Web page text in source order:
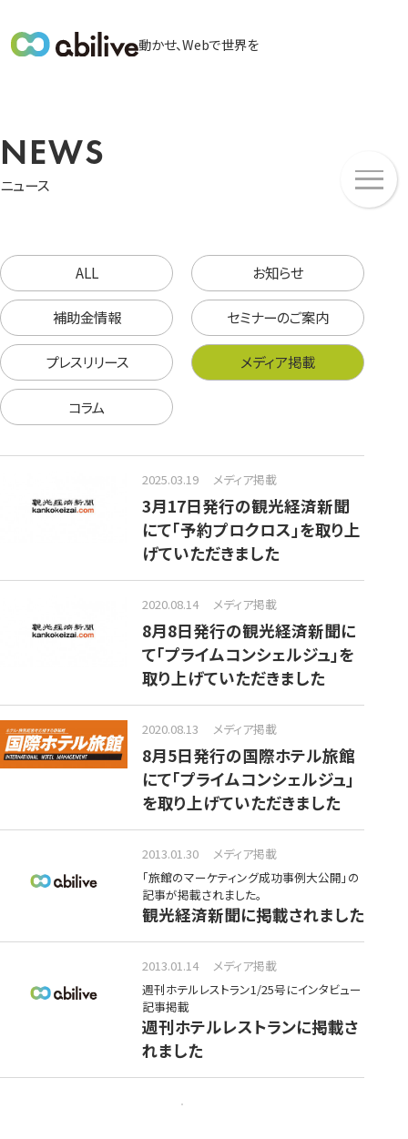
動かせ、Webで世界を
メ
ニ
ュ
ー
ニ
ュ
NEWS
ニュース
ALL お知らせ
補助金情報 セミナーのご案内
プレスリリース メディア掲載
コラム
2025.03.19 メディア掲載
3月17日発行の観光経済新聞
にて「予約プロクロス」を取り上
げていただきました
2020.08.14 メディア掲載
8月8日発行の観光経済新聞に
て「プライムコンシェルジュ」を
取り上げていただきました
2020.08.13 メディア掲載
8月5日発行の国際ホテル旅館
にて「プライムコンシェルジュ」
を取り上げていただきました
2013.01.30
メディア掲載
「旅館のマーケティング成功事例大公開」の
記事が掲載されました。
観光経済新聞に掲載されました
2013.01.14
メディア掲載
週刊ホテルレストラン1/25号にインタビュー
記事掲載
週刊ホテルレストランに掲載さ
れました